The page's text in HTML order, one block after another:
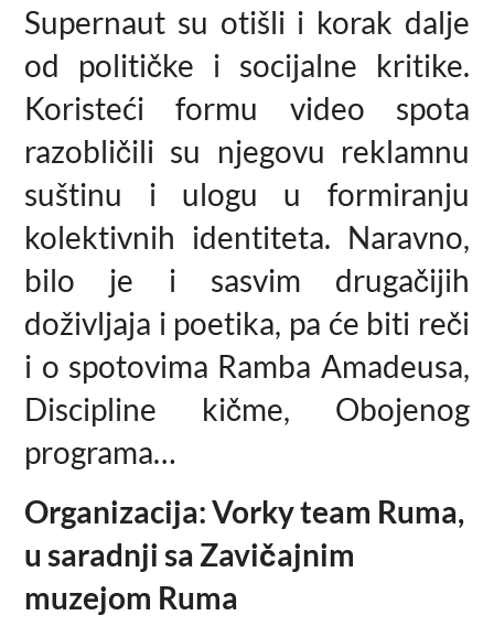
Supernaut su otišli i korak dalje
od političke i socijalne kritike.
Koristeći formu video spota
razobličili su njegovu reklamnu
suštinu i ulogu u formiranju
kolektivnih identiteta. Naravno,
bilo je i sasvim drugačijih
doživljaja i poetika, pa će biti reči
i o spotovima Ramba Amadeusa,
Discipline kičme, Obojenog
programa…
Organizacija: Vorky team Ruma,
u saradnji sa Zavičajnim
muzejom Ruma